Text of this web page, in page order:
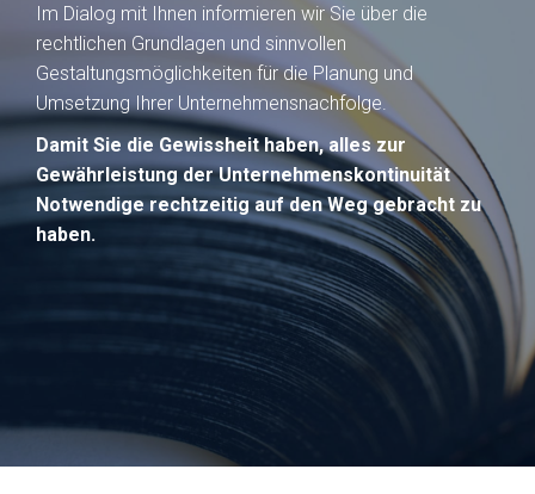
Im Dialog mit Ihnen informieren wir Sie über die
rechtlichen Grundlagen und sinnvollen
Gestaltungsmöglichkeiten für die Planung und
Umsetzung Ihrer Unternehmensnachfolge.
Damit Sie die Gewissheit haben, alles zur
Gewährleistung der Unternehmenskontinuität
Notwendige rechtzeitig auf den Weg gebracht zu
haben.